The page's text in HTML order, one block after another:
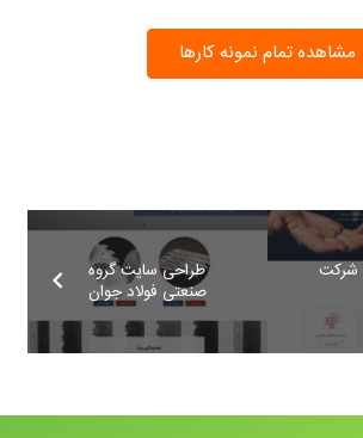
مشاهده تمام نمونه کارها
طراحی سایت گروه
صنعتی فولاد جوان
شرکت